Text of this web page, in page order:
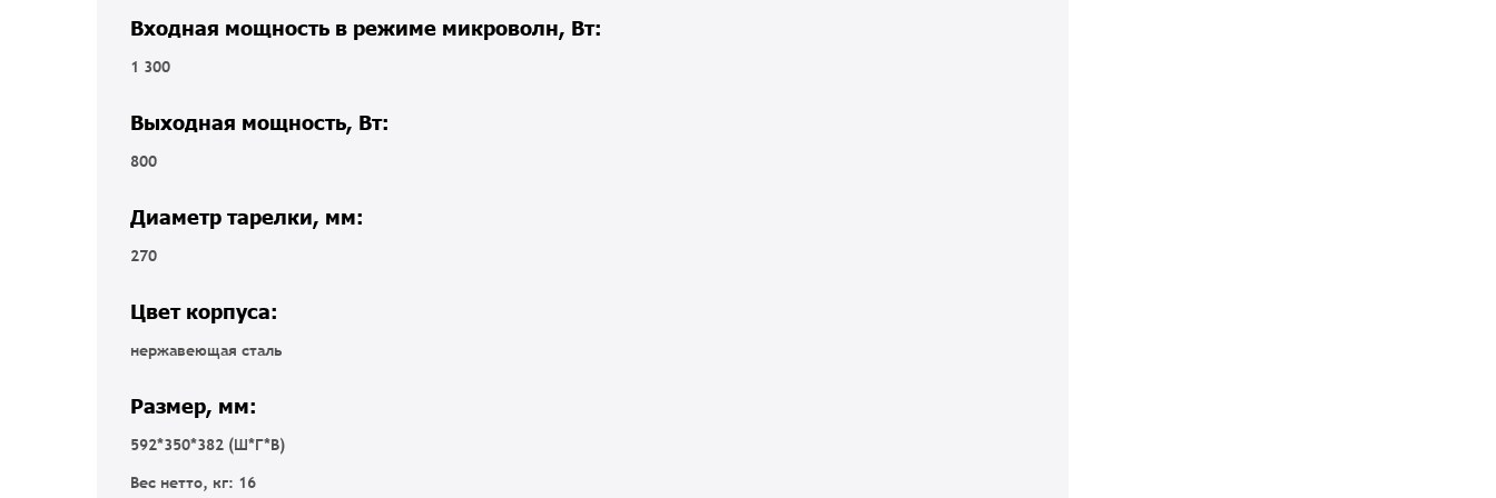
Входная мощность в режиме микроволн, Вт:
1 300
Выходная мощность, Вт:
800
Диаметр тарелки, мм:
270
Цвет корпуса:
нержавеющая сталь
Размер, мм:
592*350*382 (Ш*Г*В)
Вес нетто, кг: 16